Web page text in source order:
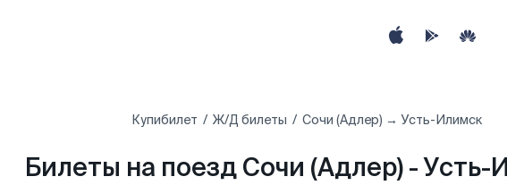
Купибилет Ж/Д билеты Сочи (Адлер) → Усть-Илимск
Билеты на поезд Сочи (Адлер) - Усть-